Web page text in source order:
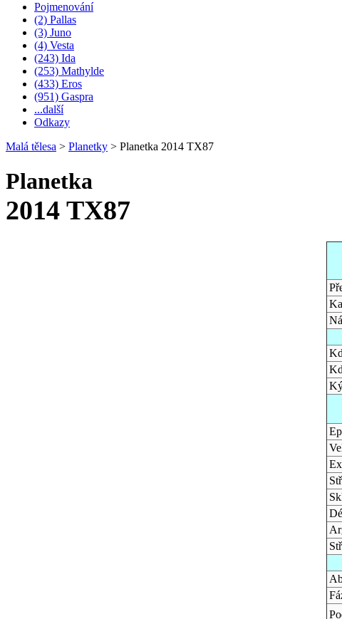
Pojmenování
(2) Pallas
(3) Juno
(4) Vesta
(243) Ida
(253) Mathylde
(433) Eros
(951) Gaspra
...další
Odkazy
Malá tělesa > Planetky > Planetka 2014 TX87
Planetka
2014 TX87